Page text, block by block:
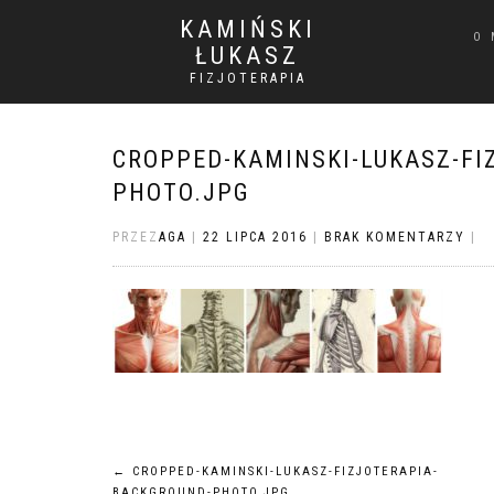
KAMIŃSKI
ŁUKASZ
FIZJOTERAPIA
O
CROPPED-KAMINSKI-LUKASZ-
PHOTO.JPG
PRZEZ AGA 22 LIPCA 2016 BRAK KOMENTARZY
Nawigacja
←
CROPPED-KAMINSKI-LUKASZ-FIZJOTERAPIA-